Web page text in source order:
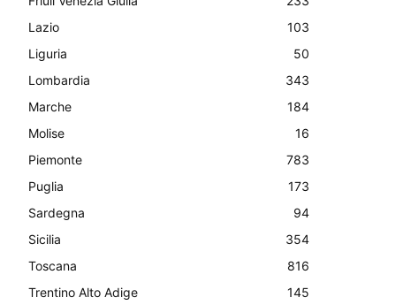
Lazio
103
Liguria
50
Lombardia
343
Marche
184
Molise
16
Piemonte
783
Puglia
173
Sardegna
94
Sicilia
354
Toscana
816
Trentino Alto Adige
145